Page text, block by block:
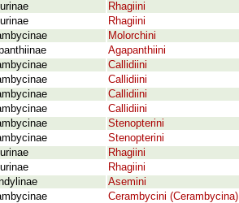
Rhagiini
Rhagiini
Molorchini
Agapanthiini
Callidiini
Callidiini
Callidiini
Callidiini
Stenopterini
Stenopterini
Rhagiini
Rhagiini
Asemini
Cerambycini (Cerambycina)